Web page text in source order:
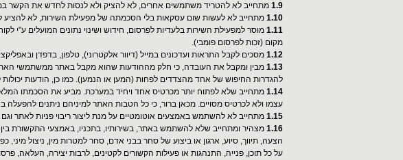
1.9 מתחייב לא להטריד משתמשים אחרים, לא להציק ולא לנסות לחדש את הקשר
1.10 מתחייב לא לעשות שום עסקאות בלי הסכמתה של מפעילת השירות, לא
1.11 מוסר למפעילת השירות בלעדיות לפרסום, חידוש ושינוי נתונים המועלים ע"י
מקום (זכות לפרסום פומבי).
1.12 מסכים לקבל התראות ועדכונים במייל (דיוור אלקטרוני), טלפון, בדפדן
1.13 מבין ומקבל את העובדה, כי חלק מההודעות שהוא מקבל באתר ממשתמשי
להגדרות החיפוש של אחד מהצדדים לפחות (המען או הנמען). כמו כן, הודעות
1.14 מתחייב שלא לפתוח יותר מכרטיס אחד ויחיד במערכת. מביע את הסכמתו
עצמו ולא לכרטיס מסויים. מכאן ברור, כי כל הטבות האתר למיניהם ניתנים להפעלה
1.15 מתחייב לא להשתמש באמצעים אוטומטיים על מנת ליצור ריבוי פניות לאתר
1.16 מצהיר ומתחייב שלא להשתמש באתר, בשירותיו, בתכניו, באמצעי התקשורת
הצעה, תיווך, סיוע, ארגון או ביצוע של סחר בבני אדם, סחר למטרות מין, ניצול
על כל תוכן, פנייה, התנהגות או פעילות הקשורים לקטינים, לרבות יצירה, העלאה,